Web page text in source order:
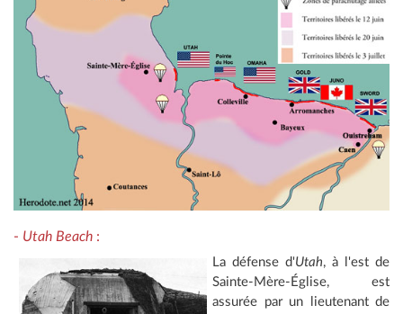
- Utah Beach :
La défense d'Utah, à l'est de
Sainte-Mère-Église, est
assurée par un lieutenant de